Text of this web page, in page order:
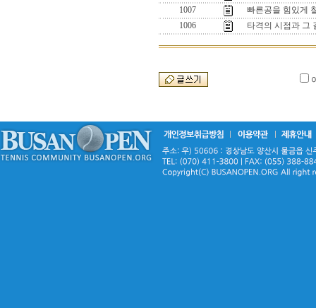
1007
빠른공을 힘있게
1006
타격의 시점과 그